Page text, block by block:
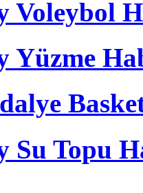
Voleybol
Yüzme
Su Topu